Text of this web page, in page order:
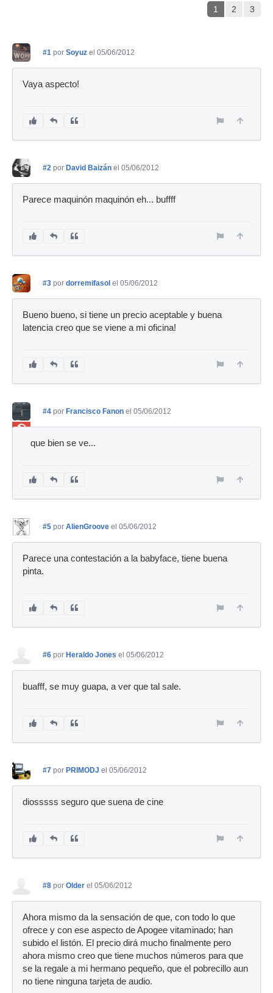
1 2 3
#1 por Soyuz el 05/06/2012
Vaya aspecto!
#2 por David Baizán el 05/06/2012
Parece maquinón maquinón eh... buffff
#3 por dorremifasol el 05/06/2012
Bueno bueno, si tiene un precio aceptable y buena
latencia creo que se viene a mi oficina!
Ban
#4 por Francisco Fanon el 05/06/2012
que bien se ve...
#5 por AlienGroove el 05/06/2012
Parece una contestación a la babyface, tiene buena
pinta.
#6 por Heraldo Jones el 05/06/2012
buafff, se muy guapa, a ver que tal sale.
#7 por PRIMODJ el 05/06/2012
diosssss seguro que suena de cine
#8 por Older el 05/06/2012
Ahora mismo da la sensación de que, con todo lo que
ofrece y con ese aspecto de Apogee vitaminado; han
subido el listón. El precio dirá mucho finalmente pero
ahora mismo creo que tiene muchos números para que
se la regale a mi hermano pequeño, que el pobrecillo aun
no tiene ninguna tarjeta de audio.